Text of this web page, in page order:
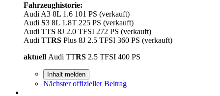
Fahrzeughistorie:
Audi A3 8L 1.6 101 PS (verkauft)
Audi S3 8L 1.8T 225 PS (verkauft)
Audi TTS 8J 2.0 TFSI 272 PS (verkauft)
Audi TTRS Plus 8J 2.5 TFSI 360 PS (verkauft)
aktuell Audi TTRS 2.5 TFSI 400 PS
Inhalt melden
Nächster offizieller Beitrag